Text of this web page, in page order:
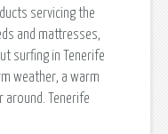
servicing the
and mattresses,
surfing in Tenerife
weather, a warm
around. Tenerife